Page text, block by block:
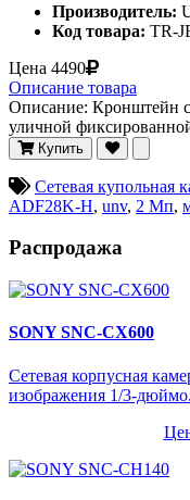
Производитель:
Код товара: TR-
Цена 4490
Описание товара
Описание: Кронштейн
уличной
Купить
Сетевая
ADF28K-H, unv, 2 Мп,
Распродажа
SONY SNC-CX600
Сетевая корпусная
изображения 1/3-